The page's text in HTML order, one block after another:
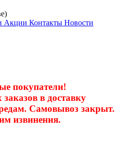
Акции Контакты Новости
покупатели!
заказов в доставку
Самовывоз закрыт.
извинения.